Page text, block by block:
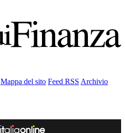
Mappa del sito Feed RSS Archivio